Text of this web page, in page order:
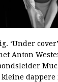
‘Under
Anton
dappere